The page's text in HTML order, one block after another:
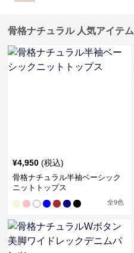
骨格ナチュラル 人気アイテム
¥4,950 (税込)
骨格ナチュラル半袖ベーシック
ニットトップス
全9色